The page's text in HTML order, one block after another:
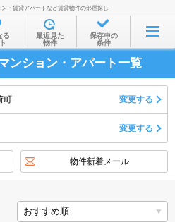
屋を探す
沿線・駅から
住所から
家賃相場から
物件特集から
不動産会社から
TOP
・賃貸アパートなど賃貸物件の部屋探し
る
最近見た
物件
保存中の
条件
ンション・アパート一覧
町 変更する
変更する
物件新着メール